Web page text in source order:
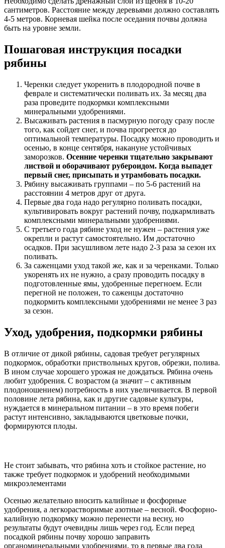
сантиметров. Расстояние между деревьями должно составлять
4-5 метров. Корневая шейка после оседания почвы должна
быть на уровне земли.
Пошаговая инструкция посадки
рябины
Черенки следует укоренить в плодородной почве в
феврале и систематически поливать их. За месяц два
раза проведите подкормки комплексными
минеральными удобрениями.
Высаживать растения в пасмурную погоду сразу после
того, как сойдет снег, и почва прогреется до
оптимальной температуры. Посадку можно проводить и
осенью, в конце сентября, накануне устойчивых
заморозков. Осенние черенки тщательно закрывают
листвой и оборачивают рубероидом. Когда выпадет
первый снег, присыпать и утрамбовать посадки.
Рябину высаживать группами – по 5-6 растений на
расстоянии 4 метров друг от друга.
Первые два года надо регулярно поливать посадки,
культивировать вокруг растений почву, подкармливать
комплексными минеральными удобрениями.
С третьего года рябине уход не нужен – растения уже
окрепли и растут самостоятельно. Им достаточно
осадков. При засушливом лете надо 2-3 раза за сезон их
поливать.
За саженцами уход такой же, как и за черенками. Только
укоренять их не нужно, а сразу проводить посадку в
подготовленные ямы, удобренные перегноем. Если
перегной не положен, то саженцы достаточно
подкормить комплексными удобрениями не менее 3 раз
за сезон.
Уход, удобрения, подкормки рябины
В отличие от дикой рябины, садовая требует регулярных
подкормок, обработки приствольных кругов, обрезки, полива.
В ином случае хорошего урожая не дождаться. Рябина очень
любит удобрения. С возрастом (а значит – с активным
плодоношением) потребность в них увеличивается. В первой
половине лета рябина, как и другие садовые культуры,
нуждается в минеральном питании – в это время побеги
растут интенсивно, закладываются цветковые почки,
формируются плоды.
Не стоит забывать, что рябина хоть и стойкое растение, но
также требует подкормок и удобрений необходимыми
микроэлементами
Осенью желательно вносить калийные и фосфорные
удобрения, а легкорастворимые азотные – весной. Фосфорно-
калийную подкормку можно перенести на весну, но
результаты будут очевидны лишь через год. Если перед
посадкой рябины почву хорошо заправить
органоминеральными удобрениями, то в первые два года